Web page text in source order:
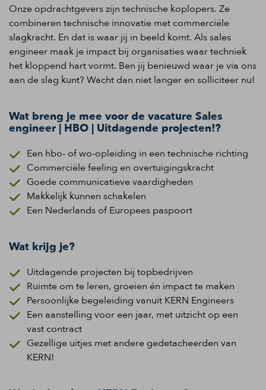
Onze opdrachtgevers zijn technische koplopers. Ze
combineren technische innovatie met commerciële
slagkracht. En dat is waar jij in beeld komt. Als sales
engineer maak je impact bij organisaties waar techniek
het kloppend hart vormt. Ben jij benieuwd waar je via ons
aan de slag kunt? Wacht dan niet langer en solliciteer nu!
Wat breng je mee voor de vacature Sales
engineer | HBO | Uitdagende projecten!?
Een hbo- of wo-opleiding in een technische richting
Commerciële feeling en overtuigingskracht
Goede communicatieve vaardigheden
Makkelijk kunnen schakelen
Een Nederlands of Europees paspoort
Wat krijg je?
Uitdagende projecten bij topbedrijven
Ruimte om te leren, groeien én impact te maken
Persoonlijke begeleiding vanuit KERN Engineers
Een aanstelling voor een jaar, met uitzicht op een
vast contract
Gezellige uitjes met andere gedetacheerden van
KERN!